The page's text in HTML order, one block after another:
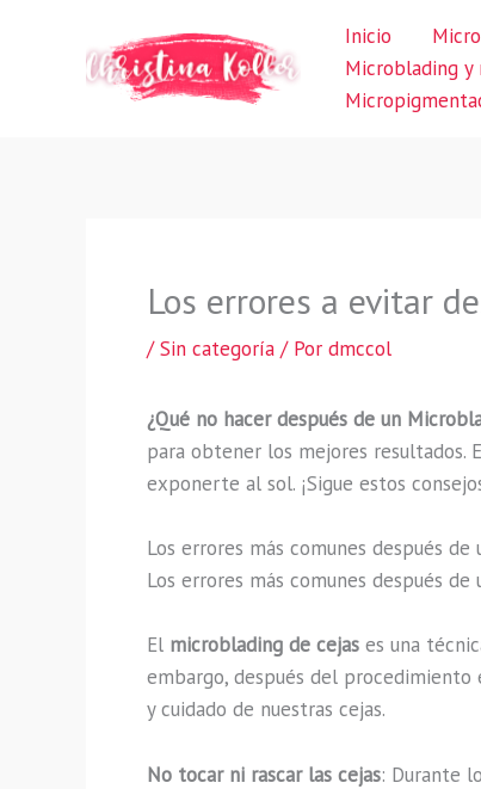
Inicio
Microblading y
Los errores a evitar
/Sin categoría / Por dmccol
¿Qué no hacer después de un
para obtener los mejores
exponerte al sol. ¡Sigue estos
Los errores más comunes después
Los errores más comunes después de
El microblading de cejas es una
embargo, después del
y cuidado de nuestras cejas.
No tocar ni rascar las cejas: Durante